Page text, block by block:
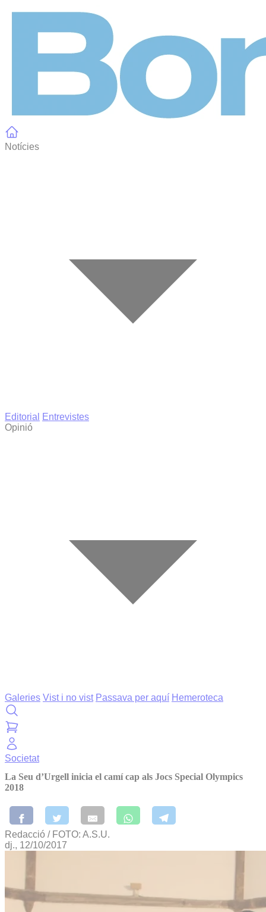
Notícies
Editorial
Entrevistes
Opinió
Galeries Vist i no vist Passava per aquí Hemeroteca
Societat
La Seu d’Urgell inicia el camí cap als Jocs Special Olympics
2018
Redacció / FOTO: A.S.U.
dj., 12/10/2017